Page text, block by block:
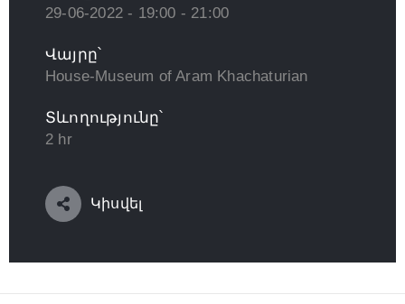
29-06-2022 - 19:00 - 21:00
Վայրը՝
House-Museum of Aram Khachaturian
Տևողությունը՝
2 hr
Կիսվել